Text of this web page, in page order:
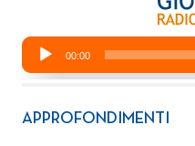
APPROFONDIMENTI